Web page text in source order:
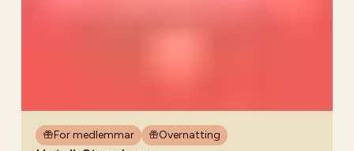
For medlemmar Overnatting